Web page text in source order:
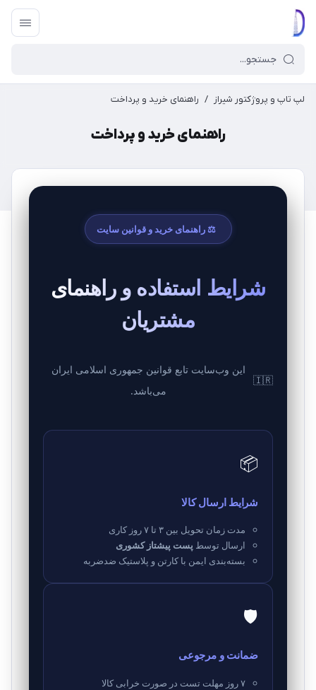
لپ تاپ و پروژکتور شیراز / راهنمای خرید و پرداخت
راهنمای خرید و پرداخت
⚖️ راهنمای خرید و قوانین سایت
شرایط استفاده و راهنمای
مشتریان
🇮🇷
این وب‌سایت تابع قوانین جمهوری اسلامی ایران
می‌باشد.
📦
شرایط ارسال کالا
مدت زمان تحویل بین ۳ تا ۷ روز کاری
ارسال توسط پست پیشتاز کشوری
بسته‌بندی ایمن با کارتن و پلاستیک ضدضربه
🛡️
ضمانت و مرجوعی
۷ روز مهلت تست در صورت خرابی کالا